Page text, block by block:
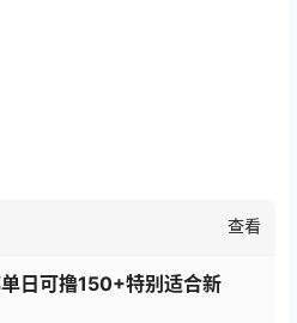
查看
日可撸150+特别适合新